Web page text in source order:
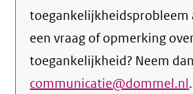
toegankelijkheidsprobleem
een vraag of opmerking
toegankelijkheid? Neem
communicatie@dommel.nl.